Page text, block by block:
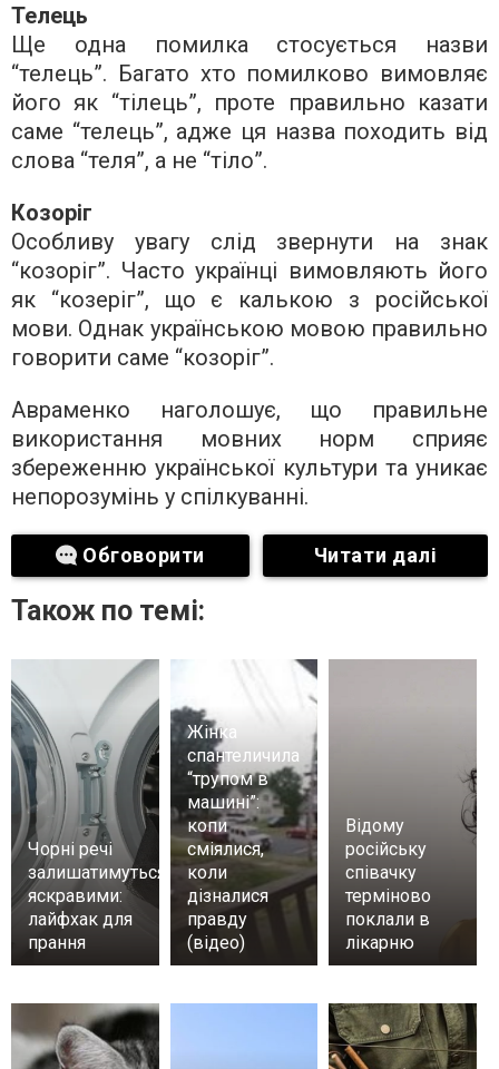
Телець
Ще одна помилка стосується назви
“телець”. Багато хто помилково вимовляє
його як “тілець”, проте правильно казати
саме “телець”, адже ця назва походить від
слова “теля”, а не “тіло”.
Козоріг
Особливу увагу слід звернути на знак
“козоріг”. Часто українці вимовляють його
як “козеріг”, що є калькою з російської
мови. Однак українською мовою правильно
говорити саме “козоріг”.
Авраменко наголошує, що правильне
використання мовних норм сприяє
збереженню української культури та уникає
непорозумінь у спілкуванні.
Обговорити Читати далі
Також по темі:
Чорні речі
залишатимуться
яскравими:
лайфхак для
прання
Жінка
спантеличила
“трупом в
машині”:
копи
сміялися,
коли
дізналися
правду
(відео)
Відому
російську
співачку
терміново
поклали в
лікарню